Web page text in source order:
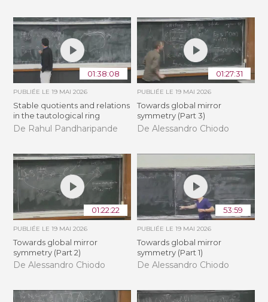
01:38:08
PUBLIÉE LE19 MAI 2026
Stable quotients and relations
in the tautological ring
De Rahul Pandharipande
01:27:31
PUBLIÉE LE 19 MAI 2026
Towards global mirror
symmetry (Part 3)
De Alessandro Chiodo
01:22:22
PUBLIÉE LE19 MAI 2026
Towards global mirror
symmetry (Part 2)
De Alessandro Chiodo
53:59
PUBLIÉE LE 19 MAI 2026
Towards global mirror
symmetry (Part 1)
De Alessandro Chiodo